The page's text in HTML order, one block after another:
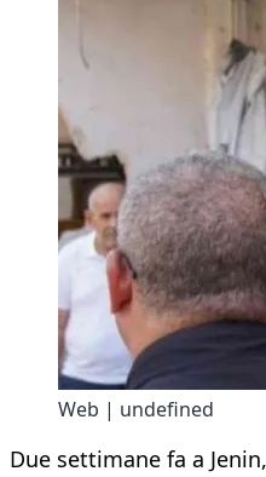
Web | undefined
Due settimane fa a